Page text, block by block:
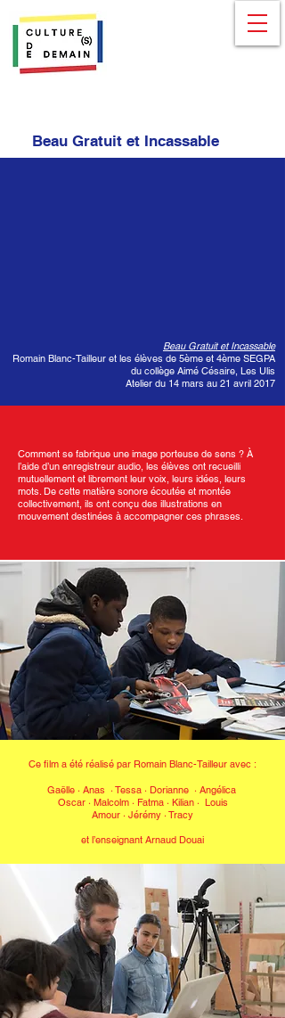
Beau Gratuit et Incassable
Beau Gratuit et Incassable
Romain Blanc-Tailleur et les élèves de 5ème et 4ème SEGPA
du collège Aimé Césaire, Les Ulis
Atelier du 14 mars au 21 avril 2017
Comment se fabrique une image porteuse de sens ? À
l’aide d’un enregistreur audio, les élèves ont recueilli
mutuellement et librement leur voix, leurs idées, leurs
mots. De cette matière sonore écoutée et montée
collectivement, ils ont conçu des illustrations en
mouvement destinées à accompagner ces phrases.
Ce film a été réalisé par Romain Blanc-Tailleur avec :
Gaëlle · Anas · Tessa · Dorianne · Angélica
Oscar · Malcolm · Fatma · Kilian · Louis
Amour · Jérémy · Tracy
et l’enseignant Arnaud Douai